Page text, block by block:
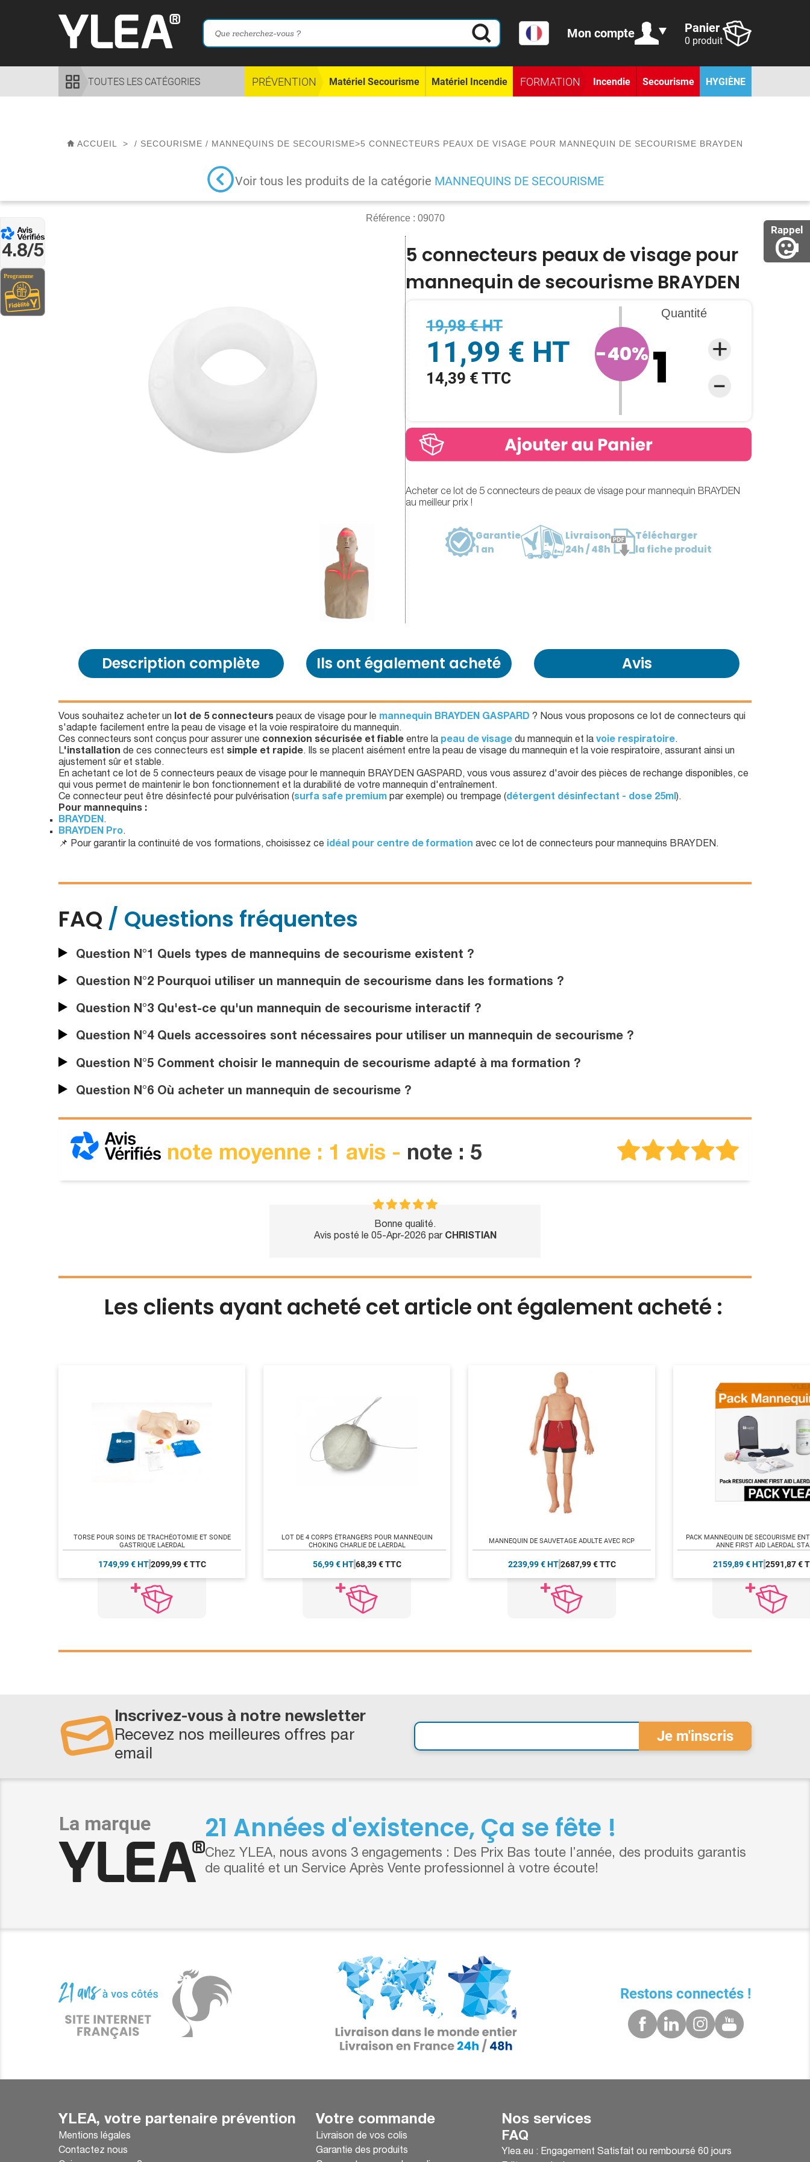
Rappel
4.8/5
Mon compte Panier
0 produit
TOUTES LES CATÉGORIES PRÉVENTION Matériel Secourisme Matériel Incendie FORMATION Incendie Secourisme HYGIÈNE
ACCUEIL > / SECOURISME / MANNEQUINS DE SECOURISME>5 CONNECTEURS PEAUX DE VISAGE POUR MANNEQUIN DE SECOURISME BRAYDEN
Voir tous les produits de la catégorie MANNEQUINS DE SECOURISME
Référence : 09070
5 connecteurs peaux de visage pour
mannequin de secourisme BRAYDEN
19,98 € HT
11,99 € HT
14,39 € TTC
-40%
Quantité
Acheter ce lot de 5 connecteurs de peaux de visage pour mannequin BRAYDEN
au meilleur prix !
Garantie
1 an
Livraison
24h / 48h
Télécharger
la fiche produit
Description complète Ils ont également acheté Avis
Vous souhaitez acheter un lot de 5 connecteurs peaux de visage pour le mannequin BRAYDEN GASPARD ? Nous vous proposons ce lot de connecteurs qui
s'adapte facilement entre la peau de visage et la voie respiratoire du mannequin.
Ces connecteurs sont conçus pour assurer une connexion sécurisée et fiable entre la peau de visage du mannequin et la voie respiratoire.
L'installation de ces connecteurs est simple et rapide. Ils se placent aisément entre la peau de visage du mannequin et la voie respiratoire, assurant ainsi un
ajustement sûr et stable.
En achetant ce lot de 5 connecteurs peaux de visage pour le mannequin BRAYDEN GASPARD, vous vous assurez d'avoir des pièces de rechange disponibles, ce
qui vous permet de maintenir le bon fonctionnement et la durabilité de votre mannequin d'entraînement.
Ce connecteur peut être désinfecté pour pulvérisation (surfa safe premium par exemple) ou trempage (détergent désinfectant - dose 25ml).
Pour mannequins :
BRAYDEN.
BRAYDEN Pro.
📌 Pour garantir la continuité de vos formations, choisissez ce idéal pour centre de formation avec ce lot de connecteurs pour mannequins BRAYDEN.
FAQ / Questions fréquentes
Question N°1 Quels types de mannequins de secourisme existent ?
Question N°2 Pourquoi utiliser un mannequin de secourisme dans les formations ?
Question N°3 Qu'est-ce qu'un mannequin de secourisme interactif ?
Question N°4 Quels accessoires sont nécessaires pour utiliser un mannequin de secourisme ?
Question N°5 Comment choisir le mannequin de secourisme adapté à ma formation ?
Question N°6 Où acheter un mannequin de secourisme ?
note moyenne : 1 avis - note : 5
Bonne qualité.
Avis posté le 05-Apr-2026 par CHRISTIAN
Les clients ayant acheté cet article ont également acheté :
TORSE POUR SOINS DE TRACHÉOTOMIE ET SONDE
GASTRIQUE LAERDAL
1749,99 € HT 2099,99 € TTC
LOT DE 4 CORPS ÉTRANGERS POUR MANNEQUIN
CHOKING CHARLIE DE LAERDAL
56,99 € HT 68,39 € TTC
MANNEQUIN DE SAUVETAGE ADULTE AVEC RCP
2239,99 € HT 2687,99 € TTC
PACK MANNEQUIN DE SECOURISME
ANNE FIRST AID LAERDAL
2159,89 € HT 2591,87 €
Inscrivez-vous à notre newsletter
Recevez nos meilleures offres par
email
21 Années d'existence, Ça se fête !
Chez YLEA, nous avons 3 engagements : Des Prix Bas toute l’année, des produits garantis
de qualité et un Service Après Vente professionnel à votre écoute!
Restons connectés !
YLEA, votre partenaire prévention
Mentions légales
Contactez nous
Votre commande
Livraison de vos colis
Garantie des produits
Nos services
FAQ
Ylea.eu : Engagement Satisfait ou remboursé 60 jours